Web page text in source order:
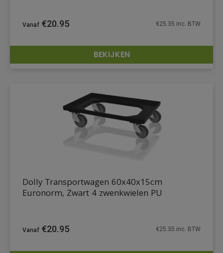
DETAILS
€20.95 €25.35 inc. BTW
BEKIJKEN
Dolly Transportwagen 60x40x15cm
Euronorm, Zwart 4 zwenkwielen PU
€20.95 €25.35 inc. BTW